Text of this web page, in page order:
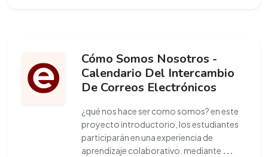
Cómo Somos Nosotros -
Calendario Del Intercambio
De Correos Electrónicos
¿qué nos hace ser como somos? en este
proyecto introductorio, los estudiantes
participarán en una experiencia de
aprendizaje colaborativo. mediante ...